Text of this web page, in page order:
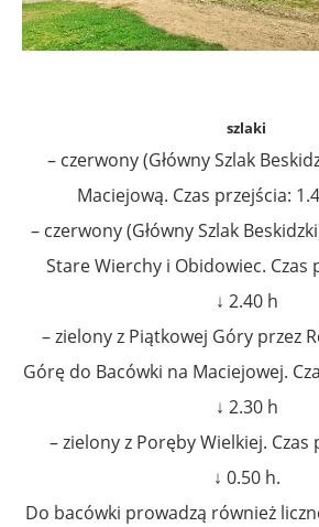
szlaki
– czerwony (Główny Szlak
Maciejową. Czas przejścia:
– czerwony (Główny Szlak
Stare Wierchy i Obidowiec. Czas
↓ 2.40 h
– zielony z Piątkowej Góry przez
Górę do Bacówki na Maciejowej.
↓ 2.30 h
– zielony z Poręby Wielkiej. Czas
↓ 0.50 h.
Do bacówki prowadzą również